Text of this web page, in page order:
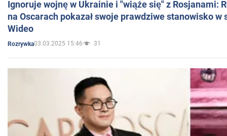
Ignoruje wojnę w Ukrainie i "wiąże się" z Rosjanami:
na Oscarach pokazał swoje prawdziwe stanowisko w
Wideo
Rozrywka03.03.2025 15:46 31